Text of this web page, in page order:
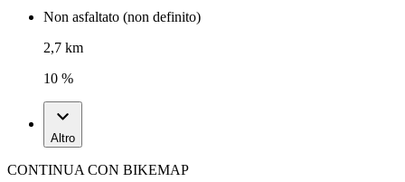
Non asfaltato (non definito)
2,7 km
10 %
Altro
CONTINUA CON BIKEMAP